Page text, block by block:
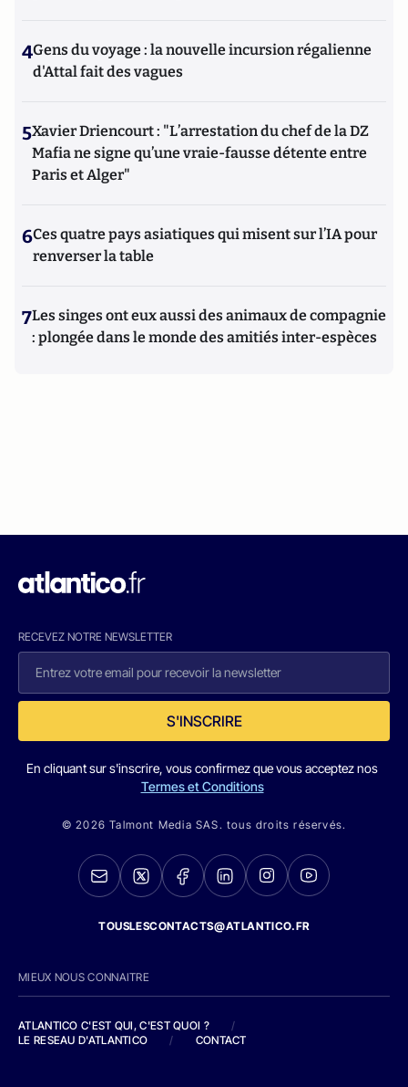
4Gens du voyage : la nouvelle incursion régalienne
d'Attal fait des vagues
5Xavier Driencourt : "L’arrestation du chef de la DZ
Mafia ne signe qu’une vraie-fausse détente entre
Paris et Alger"
6Ces quatre pays asiatiques qui misent sur l’IA pour
renverser la table
7Les singes ont eux aussi des animaux de compagnie
: plongée dans le monde des amitiés inter-espèces
RECEVEZ NOTRE NEWSLETTER
S'INSCRIRE
En cliquant sur s'inscrire, vous confirmez que vous acceptez nos
Termes et Conditions
© 2026 Talmont Media SAS. tous droits réservés.
TOUSLESCONTACTS@ATLANTICO.FR
MIEUX NOUS CONNAITRE
ATLANTICO C'EST QUI, C'EST QUOI ?
/
LE RESEAU D'ATLANTICO
/ CONTACT